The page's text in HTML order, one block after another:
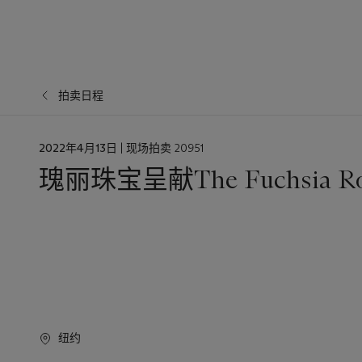
拍卖日程
日
2022年4月13日 | 现场拍卖 20951
瑰丽珠宝呈献The Fuchsia
纽约